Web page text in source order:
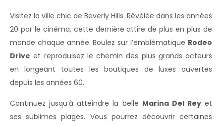
Visitez la ville chic de Beverly Hills. Révélée dans les années
20 par le cinéma, cette dernière attire de plus en plus de
monde chaque année. Roulez sur l’emblématique Rodeo
Drive et reproduisez le chemin des plus grands acteurs
en longeant toutes les boutiques de luxes ouvertes
depuis les années 60.
Continuez jusqu’à atteindre la belle Marina Del Reyet
ses sublimes plages. Vous pourrez découvrir certaines